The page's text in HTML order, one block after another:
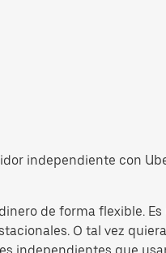
independiente con
de forma flexible.
O tal vez